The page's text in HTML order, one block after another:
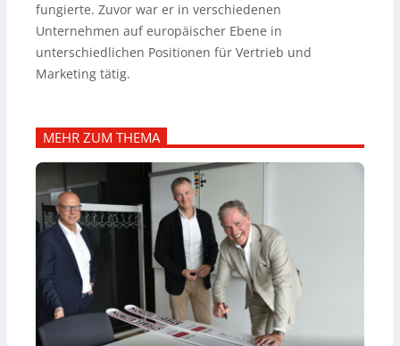
fungierte. Zuvor war er in verschiedenen
Unternehmen auf europäischer Ebene in
unterschiedlichen Positionen für Vertrieb und
Marketing tätig.
MEHR ZUM THEMA